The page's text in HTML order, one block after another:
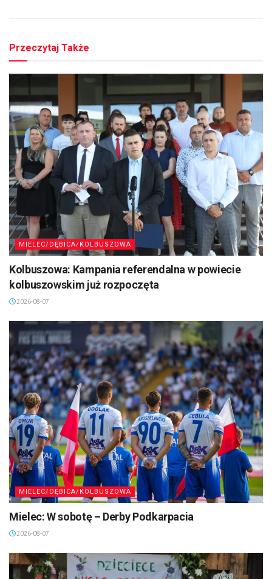
Przeczytaj Także
MIELEC/DĘBICA/KOLBUSZOWA
Kolbuszowa: Kampania referendalna w powiecie
kolbuszowskim już rozpoczęta
2026-08-07
MIELEC/DĘBICA/KOLBUSZOWA
Mielec: W sobotę – Derby Podkarpacia
2026-08-07